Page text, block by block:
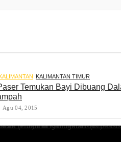
KALIMANTAN TIMUR
Temukan Bayi Dibuang
Agu 04, 2015